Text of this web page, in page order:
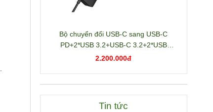
Bộ chuyển đổi USB-C sang USB-C
PD+2*USB 3.2+USB-C 3.2+2*USB
3.0+RJ45+2*HDMI+DP+SD/TF+3.5mm
2.200.000đ
Tin tức